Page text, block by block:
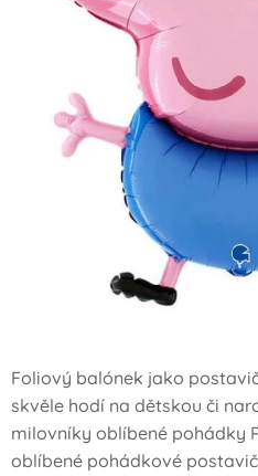
Foliový balónek jako
skvěle hodí na dětskou či
milovníky oblíbené pohádky
oblíbené pohádkové